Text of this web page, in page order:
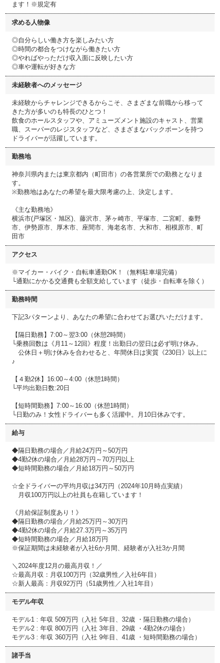
ます！※規定有
求める人物像
◎自分らしい働き方を楽しみたい方
◎時間の都合をつけながら働きたい方
◎やればやっただけ収入面に反映したい方
◎車や運転が好きな方
未経験者へのメッセージ
未経験からチャレンジできるからこそ、さまざまな前職から移って
きた方が多いのも特長のひとつ！
飲食のホールスタッフや、アミューズメント施設のキャスト、営業
職、スーパーのレジスタッフなど、さまざまなバックボーンを持つ
ドライバーが活躍しています。
勤務地
神奈川県内または東京都内（町田市）の各営業所での勤務となりま
す。
※勤務地はあなたの希望を最大限考慮の上、決定します。
《主な勤務地》
横浜市(戸塚区・旭区)、藤沢市、茅ヶ崎市、平塚市、二宮町、秦野
市、伊勢原市、厚木市、座間市、海老名市、大和市、相模原市、町
田市
アクセス
※マイカー・バイク・自転車通勤OK！（無料駐車場完備）
└通勤にかかる交通費も全額支給しています（徒歩・自転車を除く）
勤務時間
下記3パターンより、あなたの希望に合わせてお選びいただけます。
【隔日勤務】7:00～翌3:00（休憩2時間）
└乗務回数は《月11～12回》程度！出勤日の翌日は必ず明け休み。
公休日＋明け休みを合わせると、年間休日は実質《230日》以上に
♪
【４勤2休】16:00～4:00（休憩1時間）
└平均出勤日数:20日
【短時間勤務】7:00～16:00（休憩1時間）
└日勤のみ！女性ドライバーも多く活躍中。月10日休みです。
給与
◆隔日勤務の場合／月給24万円～50万円
◆4勤2休の場合／月給28万円～70万円以上
◆短時間勤務の場合／月給18万円～50万円
☆全ドライバーの平均月収は34万円（2024年10月時点実績）
月収100万円以上の社員も在籍しています！
《月給保証制度あり！》
◆隔日勤務の場合／月給25万円～30万円
◆4勤2休の場合／月給27.3万円～35万円
◆短時間勤務の場合／月給18万円
※保証期間は未経験者が入社6か月間、経験者が入社3か月間
＼2024年度12月の最高月収！／
☆最高月収：月収100万円（32歳男性／入社6年目）
☆新人最高：月収92万円（51歳男性／入社1年目）
モデル年収
モデル1 : 年収 509万円（入社 5年目、32歳 ・隔日勤務の場合）
モデル2 : 年収 800万円（入社 3年目、29歳 ・4勤2休の場合）
モデル3 : 年収 360万円（入社 9年目、41歳 ・短時間勤務の場合）
諸手当